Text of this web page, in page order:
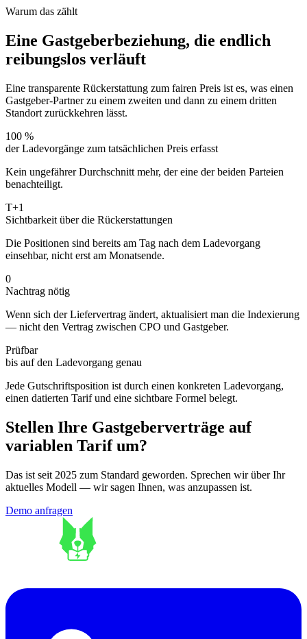
Warum das zählt
Eine Gastgeberbeziehung, die endlich
reibungslos verläuft
Eine transparente Rückerstattung zum fairen Preis ist es, was einen
Gastgeber-Partner zu einem zweiten und dann zu einem dritten
Standort zurückkehren lässt.
100 %
der Ladevorgänge zum tatsächlichen Preis erfasst
Kein ungefährer Durchschnitt mehr, der eine der beiden Parteien
benachteiligt.
T+1
Sichtbarkeit über die Rückerstattungen
Die Positionen sind bereits am Tag nach dem Ladevorgang
einsehbar, nicht erst am Monatsende.
0
Nachtrag nötig
Wenn sich der Liefervertrag ändert, aktualisiert man die Indexierung
— nicht den Vertrag zwischen CPO und Gastgeber.
Prüfbar
bis auf den Ladevorgang genau
Jede Gutschriftsposition ist durch einen konkreten Ladevorgang,
einen datierten Tarif und eine sichtbare Formel belegt.
Stellen Ihre Gastgeberverträge auf
variablen Tarif um?
Das ist seit 2025 zum Standard geworden. Sprechen wir über Ihr
aktuelles Modell — wir sagen Ihnen, was anzupassen ist.
Demo anfragen